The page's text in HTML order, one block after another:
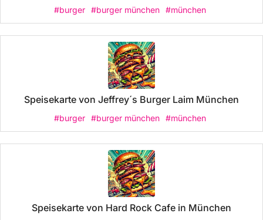
#burger #burger münchen #münchen
Speisekarte von Jeffrey´s Burger Laim München
#burger #burger münchen #münchen
Speisekarte von Hard Rock Cafe in München